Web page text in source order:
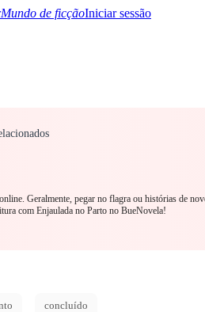
Mundo de ficçãoIniciar sessão
Geralmente, pegar no flagra ou histórias de
com Enjaulada no Parto no BueNovela!
concluído